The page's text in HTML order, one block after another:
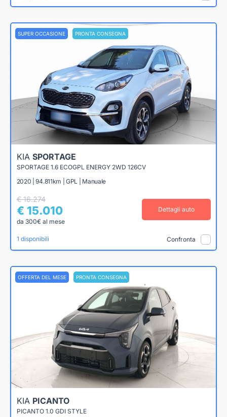
SUPER OCCASIONE PRONTA CONSEGNA
KIA SPORTAGE
SPORTAGE 1.6 ECOGPL ENERGY 2WD 126CV
2020 | 94.811km | GPL | Manuale
€ 16.274
€ 15.010
da 300€ al mese
Dettagli auto
1 disponibili Confronta
OFFERTA DEL MESE PRONTA CONSEGNA
KIA PICANTO
PICANTO 1.0 GDI STYLE